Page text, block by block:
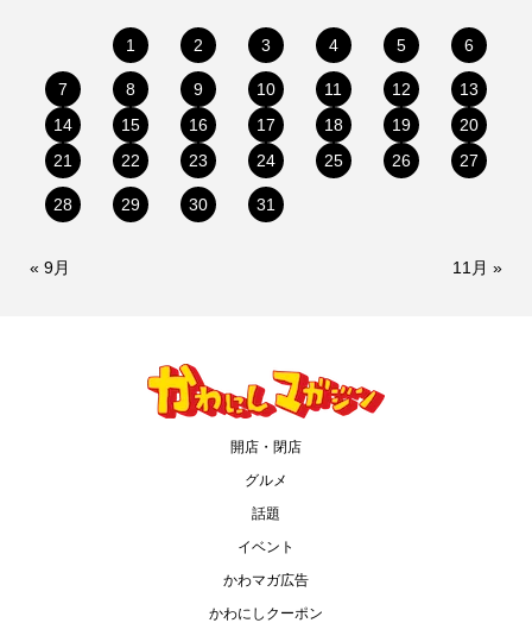
1 2 3 4 5 6
7 8 9 10 11 12
13
14
15 16 17 18 19
20
21
22 23 24 25 26 27
28 29 30 31
« 9月 11月 »
開店・閉店
グルメ
話題
イベント
かわマガ広告
かわにしクーポン